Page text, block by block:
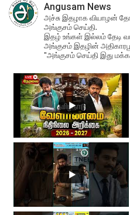
Angusam News
அச்சு இதழாக வியாழன்
அங்குசம் செய்தி.
இதழ் உங்கள் இல்லம் தேடி
அங்குசம் இதழின்
"அங்குசம் செய்தி இது